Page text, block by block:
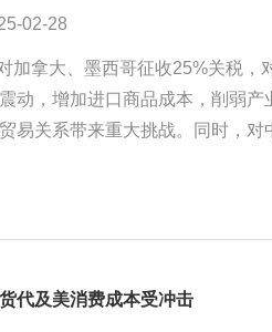
02-28
加拿大、墨西哥征收25%关税，
动，增加进口商品成本，削弱产
易关系带来重大挑战。同时，对
代及美消费成本受冲击